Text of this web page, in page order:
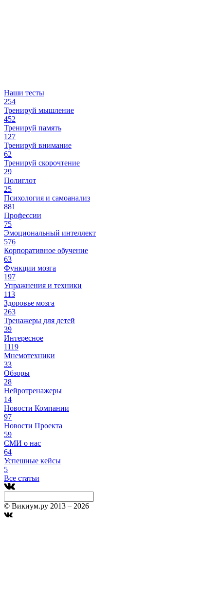
Наши тесты
254
Тренируй мышление
452
Тренируй память
127
Тренируй внимание
62
Тренируй скорочтение
29
Полиглот
25
Психология и самоанализ
881
Профессии
75
Эмоциональный интеллект
576
Корпоративное обучение
63
Функции мозга
197
Упражнения и техники
113
Здоровье мозга
263
Тренажеры для детей
39
Интересное
1119
Мнемотехники
33
Обзоры
28
Нейротренажеры
14
Новости Компании
97
Новости Проекта
59
СМИ о нас
64
Успешные кейсы
5
Все статьи
© Викиум.ру 2013 – 2026